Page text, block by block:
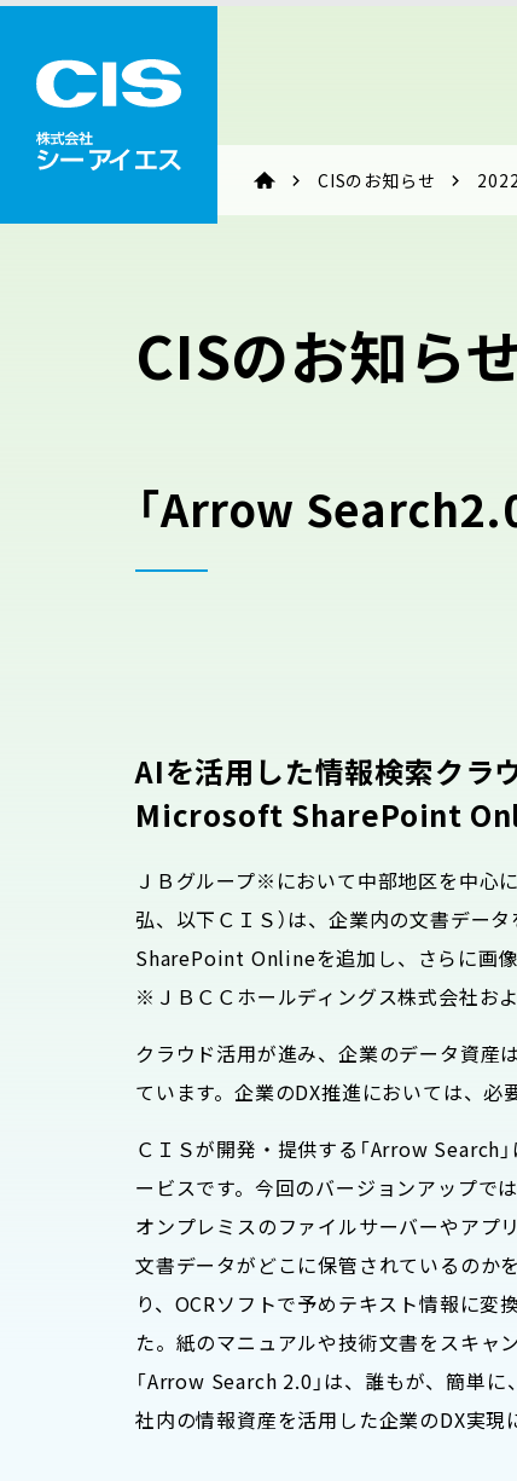
CISのお知らせ
CISのお知ら
「Arrow
AIを活用した情報検索クラ
Microsoft SharePoint
ＪＢグループ※において中部地区を中心
弘、以下ＣＩＳ）は、企業内の文書デー
SharePoint Onlineを追加し、さらに画像
※ＪＢＣＣホールディングス株式会社
クラウド活用が進み、企業のデータ資産
ています。企業のDX推進においては、必
ＣＩＳが開発・提供する「Arrow Search
ービスです。今回のバージョンアップ
オンプレミスのファイルサーバーやアプ
文書データがどこに保管されているのか
り、OCRソフトで予めテキスト情報に
た。紙のマニュアルや技術文書をスキャ
「Arrow Search 2.0」は、誰もが、簡単
社内の情報資産を活用した企業のDX実現